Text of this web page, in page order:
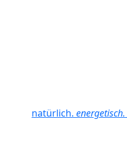
natürlich. energetisch.